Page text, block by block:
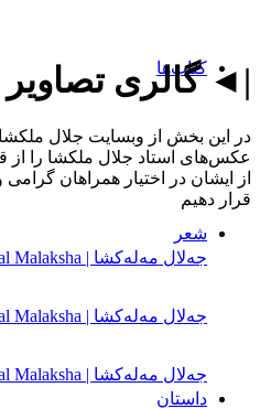
کتاب‌ها
شعر
داستان
|◄ گالری
در این بخش از وبسایت جلال
عکس‌های استاد جلال ملکشا را از
از ایشان در اختیار همراهان
قرار دهیم
جەلال مەلەكشا | Jalal Malaksha | جلال ملکشا
جەلال مەلەكشا | Jalal Malaksha | جلال ملکشا
جەلال مەلەكشا | Jalal Malaksha | جلال ملکشا